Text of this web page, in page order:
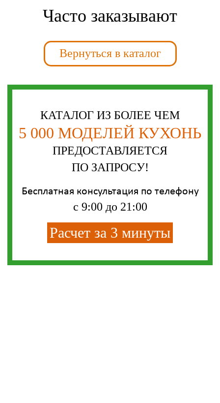
Часто заказывают
Вернуться в каталог
КАТАЛОГ ИЗ БОЛЕЕ ЧЕМ
5 000 МОДЕЛЕЙ КУХОНЬ
ПРЕДОСТАВЛЯЕТСЯ
ПО ЗАПРОСУ!
Бесплатная консультация по телефону
с 9:00 до 21:00
Расчет за 3 минуты